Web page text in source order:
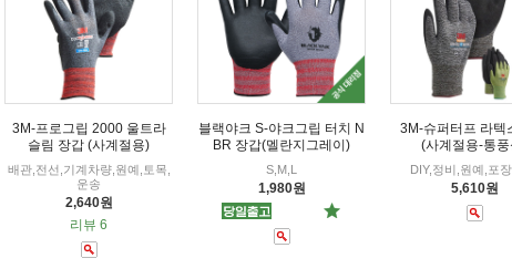
3M-프로그립 2000 울트라
슬림 장갑 (사계절용)
배관,전선,기계차량,원예,토목,
운송
2,640원
리뷰 6
블랙야크 S-야크그립 터치 N
BR 장갑(멜란지그레이)
S,M,L
1,980원
3M-슈퍼터프 라텍
(사계절용-통
DIY,정비,원예,포
5,610원